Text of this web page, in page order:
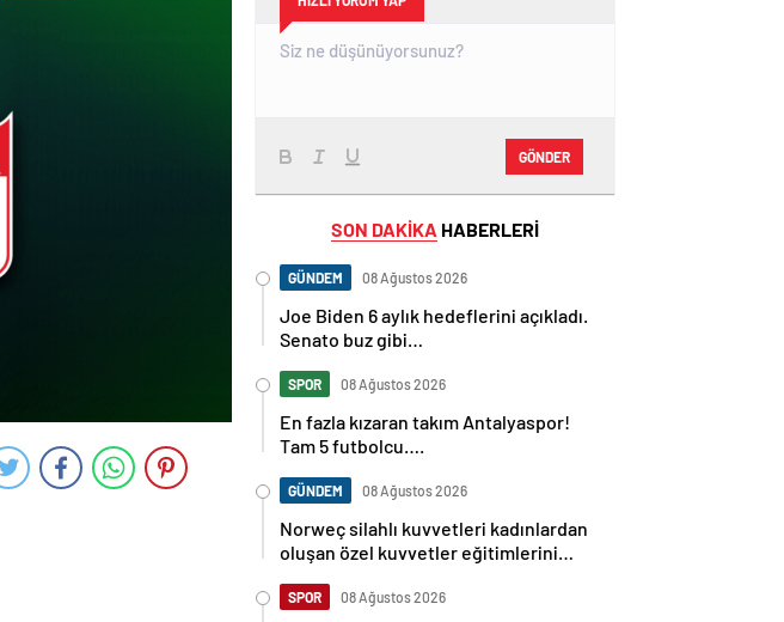
GÖNDER
SON DAKİKA HABERLERİ
GÜNDEM 08 Ağustos 2026
Joe Biden 6 aylık hedeflerini açıkladı.
Senato buz gibi…
SPOR 08 Ağustos 2026
En fazla kızaran takım Antalyaspor!
Tam 5 futbolcu….
GÜNDEM 08 Ağustos 2026
Norweç silahlı kuvvetleri kadınlardan
oluşan özel kuvvetler eğitimlerini
SPOR 08 Ağustos 2026